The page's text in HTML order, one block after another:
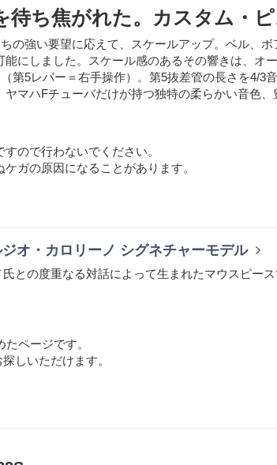
ち焦がれた。カスタム・
の強い要望に応えて、スケールアップ。ベル、
にしました。スケール感のあるその響きは、オ
第5レバー＝右手操作）。第5抜差管の長さを4/
マハFチューバだけが持つ独特の柔らかい音色
ので行わないでください。
ガの原因になることがあります。
オ・カロリーノ シグネチャーモデル
との度重なる対話によって生まれたマウスピー
ページです。
しいただけます。